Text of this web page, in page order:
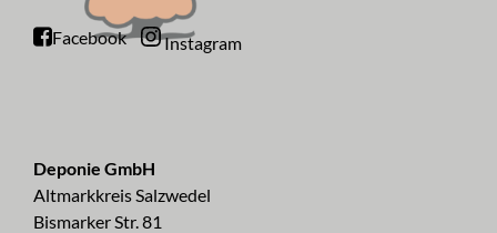
Facebook Instagram
Deponie GmbH
Altmarkkreis Salzwedel
Bismarker Str. 81